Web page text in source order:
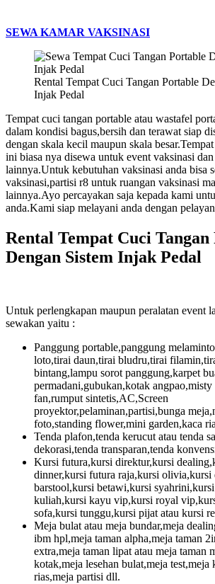
SEWA KAMAR VAKSINASI
Rental Tempat Cuci Tangan Portable
Injak Pedal
Tempat cuci tangan portable atau wastafel
dalam kondisi bagus,bersih dan terawat siap
dengan skala kecil maupun skala
ini biasa nya disewa untuk event vaksinasi
lainnya.Untuk kebutuhan vaksinasi anda bisa
vaksinasi,partisi r8 untuk ruangan vaksinasi
lainnya.Ayo percayakan saja kepada kami
anda.Kami siap melayani anda dengan
Rental Tempat Cuci Tangan
Dengan Sistem Injak Pedal
Untuk perlengkapan maupun peralatan event
sewakan yaitu :
Panggung portable,panggung
loto,tirai daun,tirai bludru,tirai
bintang,lampu sorot panggung,karpet
permadani,gubukan,kotak
fan,rumput sintetis,AC,Screen
proyektor,pelaminan,partisi,bunga
foto,standing flower,mini garden,kaca
Tenda plafon,tenda kerucut atau tenda
dekorasi,tenda transparan,tenda
Kursi futura,kursi direktur,kursi
dinner,kursi futura raja,kursi olivia,kursi
barstool,kursi betawi,kursi
kuliah,kursi kayu vip,kursi royal
sofa,kursi tunggu,kursi pijat atau kursi
Meja bulat atau meja bundar,meja
ibm hpl,meja taman alpha,meja taman
extra,meja taman lipat atau meja taman
kotak,meja lesehan bulat,meja test,meja
rias,meja partisi dll.